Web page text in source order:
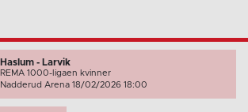
Haslum - Larvik
REMA 1000-ligaen kvinner
Nadderud Arena 18/02/2026 18:00